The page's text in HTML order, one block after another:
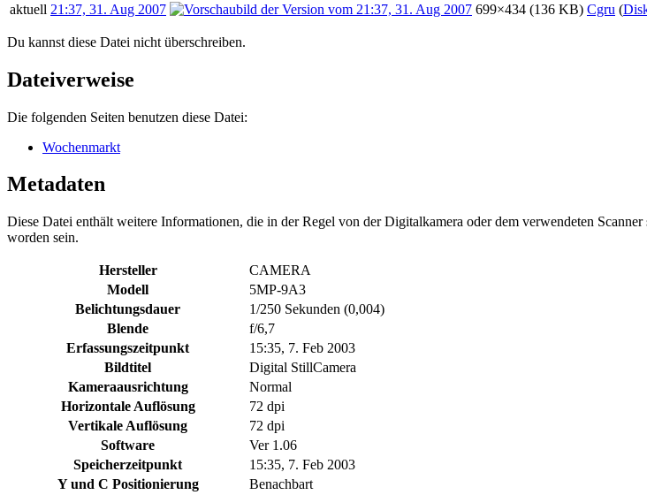
aktuell 21:37, 31. Aug 2007 699×434 (136 KB) Cgru (
Du kannst diese Datei nicht überschreiben.
Dateiverweise
Die folgenden Seiten benutzen diese Datei:
Wochenmarkt
Metadaten
Diese Datei enthält weitere Informationen, die in der Regel von der Digitalkamera oder dem verwendeten
worden sein.
Hersteller
CAMERA
Modell
5MP-9A3
Belichtungsdauer
1/250 Sekunden (0,004)
Blende
f/6,7
Erfassungszeitpunkt
15:35, 7. Feb 2003
Bildtitel
Digital StillCamera
Kameraausrichtung
Normal
Horizontale Auflösung
72 dpi
Vertikale Auflösung
72 dpi
Software
Ver 1.06
Speicherzeitpunkt
15:35, 7. Feb 2003
Y und C Positionierung
Benachbart